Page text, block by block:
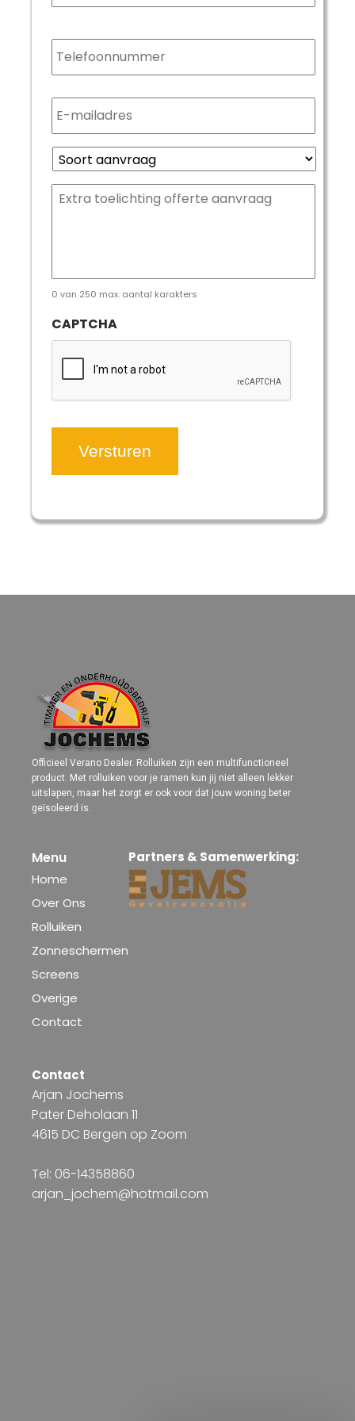
Telefoonnummer*
E-
mailadres *
Soort
aanvraag*
Extra
toelichting
0 van 250 max. aantal karakters
CAPTCHA
Officieel Verano Dealer. Rolluiken zijn een multifunctioneel
product. Met rolluiken voor je ramen kun jij niet alleen lekker
uitslapen, maar het zorgt er ook voor dat jouw woning beter
geïsoleerd is.
Menu
Home
Over Ons
Rolluiken
Zonneschermen
Screens
Overige
Contact
Partners & Samenwerking:
Contact
Arjan Jochems
Pater Deholaan 11
4615 DC Bergen op Zoom
Tel: 06-14358860
arjan_jochem@hotmail.com